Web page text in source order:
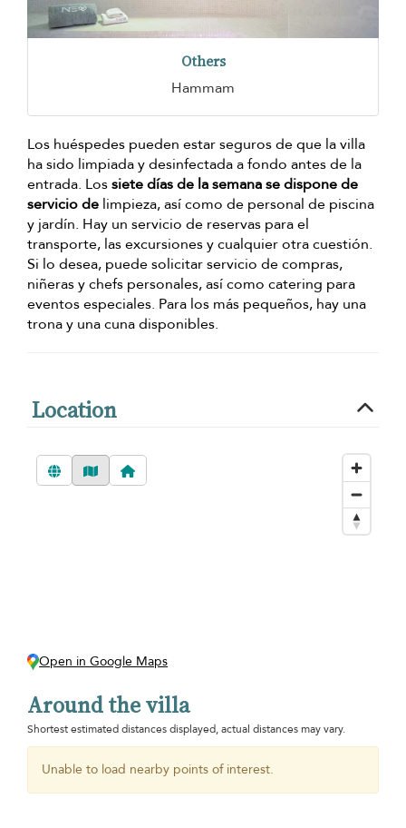
Others
Hammam
Los huéspedes pueden estar seguros de que la villa
ha sido limpiada y desinfectada a fondo antes de la
entrada. Lossiete días de la semana se dispone de
servicio de limpieza, así como de personal de piscina
y jardín. Hay un servicio de reservas para el
transporte, las excursiones y cualquier otra cuestión.
Si lo desea, puede solicitar servicio de compras,
niñeras y chefs personales, así como catering para
eventos especiales. Para los más pequeños, hay una
trona y una cuna disponibles.
Location
Open in Google Maps
Around the villa
Shortest estimated distances displayed, actual distances may vary.
Unable to load nearby points of interest.